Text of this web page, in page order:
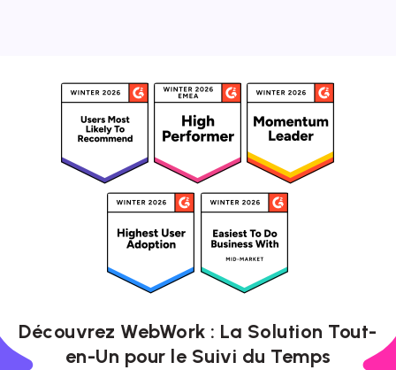
Découvrez WebWork : La Solution Tout-
en-Un pour le Suivi du Temps